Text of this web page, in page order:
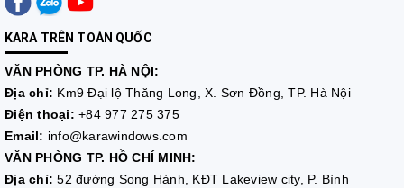
KARA TRÊN TOÀN QUỐC
VĂN PHÒNG TP. HÀ NỘI:
Địa chỉ: Km9 Đại lộ Thăng Long, X. Sơn Đồng, TP. Hà Nội
Điện thoại: +84 977 275 375
Email: info@karawindows.com
VĂN PHÒNG TP. HỒ CHÍ MINH:
Địa chỉ:52 đường Song Hành, KĐT Lakeview city, P. Bình